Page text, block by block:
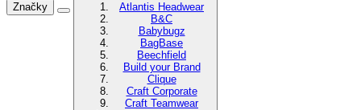
Značky
Atlantis Headwear
B&C
Babybugz
BagBase
Beechfield
Build your Brand
Clique
Craft Corporate
Craft Teamwear